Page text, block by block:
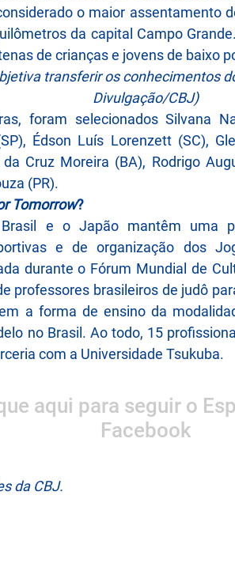
o maior assentamento
da capital Campo
de crianças e jovens de baixo
transferir os conhecimentos
Divulgação/CBJ)
foram selecionados Silvana
Édson Luís Lorenzett (SC),
Cruz Moreira (BA), Rodrigo
(PR).
Tomorrow?
e o Japão mantêm uma
e de organização dos
durante o Fórum Mundial de
professores brasileiros de judô
a forma de ensino da
no Brasil. Ao todo, 15
com a Universidade Tsukuba.
aqui para seguir o
Facebook
da CBJ.